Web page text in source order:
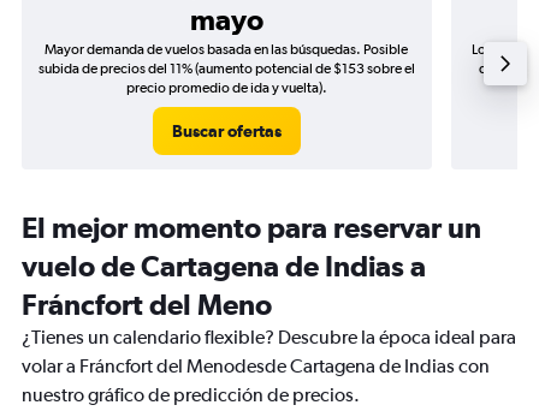
mayo
Mayor demanda de vuelos basada en las búsquedas. Posible
subida de precios del 11% (aumento potencial de $153 sobre el
precio promedio de ida y vuelta).
Buscar ofertas
Los
de
El mejor momento para reservar un
vuelo de Cartagena de Indias a
Fráncfort del Meno
¿Tienes un calendario flexible? Descubre la época ideal para
volar a Fráncfort del Menodesde Cartagena de Indias con
nuestro gráfico de predicción de precios.